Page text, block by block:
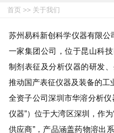
首页 >> 关于我们
苏州易科新创科学仪器有限公
一家集团公司，位于昆山科
制剂表征及分析仪器的研发
推动国产表征仪器及装备的工
全资子公司深圳市华溶分析
仪器”）位于大湾区深圳，作
供应商”，产品涵盖药物溶出